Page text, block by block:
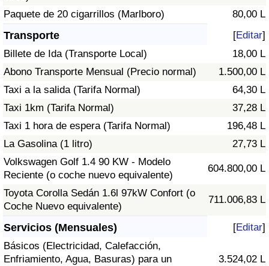
Paquete de 20 cigarrillos (Marlboro) 80,00 L
Transporte [Editar]
Billete de Ida (Transporte Local)
18,00 L
Abono Transporte Mensual (Precio normal)
1.500,00 L
Taxi a la salida (Tarifa Normal)
64,30 L
Taxi 1km (Tarifa Normal)
37,28 L
Taxi 1 hora de espera (Tarifa Normal)
196,48 L
La Gasolina (1 litro)
27,73 L
Volkswagen Golf 1.4 90 KW - Modelo
Reciente (o coche nuevo equivalente)
604.800,00 L
Toyota Corolla Sedán 1.6l 97kW Confort (o
Coche Nuevo equivalente)
711.006,83 L
Servicios (Mensuales) [Editar]
Básicos (Electricidad, Calefacción,
Enfriamiento, Agua, Basuras) para un
3.524,02 L